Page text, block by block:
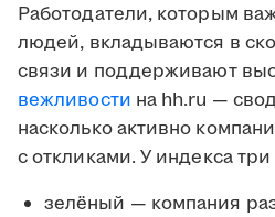
Работодатели, которым
людей, вкладываются в
связи и поддерживают
вежливости на hh.ru —
насколько активно
с откликами. У индекса
зелёный — компания